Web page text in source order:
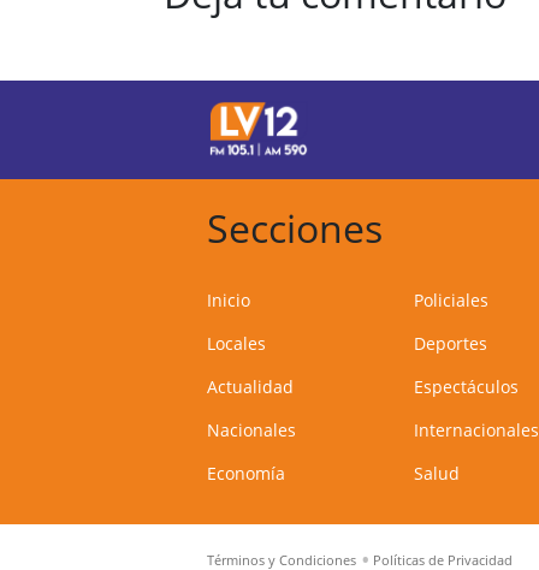
Secciones
Inicio
Locales
Actualidad
Nacionales
Economía
Policiales
Deportes
Espectáculos
Internacionales
Salud
Términos y Condiciones Políticas de Privacidad